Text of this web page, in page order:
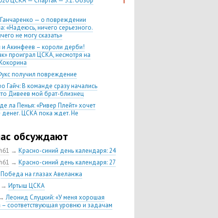
— о повреждении
«Надеюсь, ничего серьезного.
не могу сказать»
Акинфеев – короли дерби!
проиграл ЦСКА, несмотря на
получил повреждение
Гайч: В команде сразу начались
Дивеев мой брат-близнец
ла Пенья: «Ривер Плейт» хочет
ЦСКА пока ждет. Не
Химки — ЦСКА — 0:2. Обзор
сезона в РПЛ —
победа ЦСКА. Гончаренко
11 россиян в старте
— о Гайче: «Если покупаем за
деньги, значит, рассчитываем как
форварда»
«Влашича сложно заменить,
и Дзагоеву сегодня это
обсуждают
→ Красно-синий день календаря: 24
→ Красно-синий день календаря: 27
Победа на глазах Авеланжа
→ Иртыш ЦСКА
Леонид Слуцкий: «У меня хорошая
соответствующая уровню и задачам